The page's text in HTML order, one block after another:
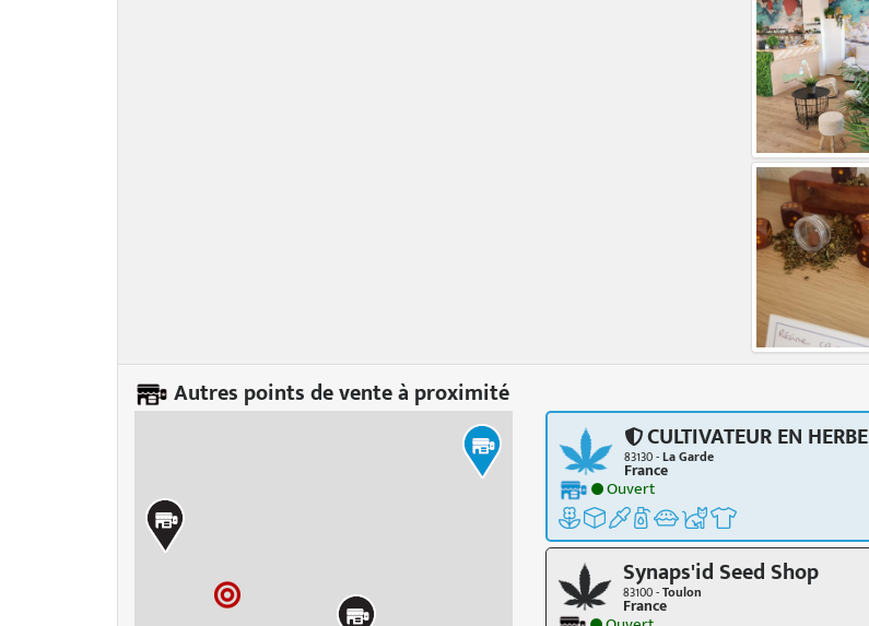
Autres points de vente à proximité
CULTIVATEUR EN HERBE
83130 -La Garde
France
Ouvert
Synaps'id Seed Shop
83100 -Toulon
France